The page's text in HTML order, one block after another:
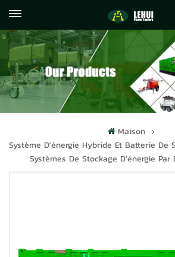
059122071372
Maison
Système D'énergie Hybride Et Batterie De
Systèmes De Stockage D'énergie Par